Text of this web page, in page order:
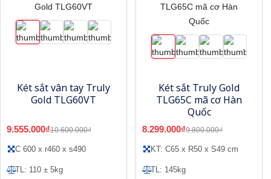
Két sắt vân tay Truly
Gold TLG60VT
9.555.000₫10.600.000₫
C 600 x r460 x s490
TL: 110 ± 5kg
Két sắt Truly Gold
TLG65C mã cơ Hàn
Quốc
8.299.000₫9.800.000₫
KT: C65 x R50 x S49 cm
TL: 145kg